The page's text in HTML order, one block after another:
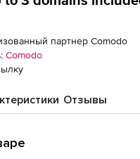
партнер Comodo
Comodo
Отзывы